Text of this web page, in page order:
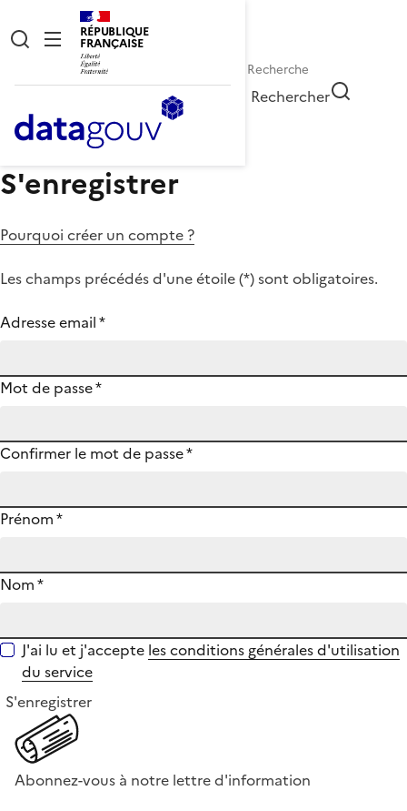
RÉPUBLIQUE
FRANÇAISE
Rechercher
S'enregistrer
Pourquoi créer un compte ?
Les champs précédés d'une étoile (*) sont obligatoires.
Adresse email*
Mot de passe*
Confirmer le mot de passe*
Prénom*
Nom*
J'ai lu et j'accepte les conditions générales d'utilisation
du service
S'enregistrer
Abonnez-vous à notre lettre d'information